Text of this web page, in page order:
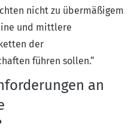
nicht zu übermäßigem
und mittlere
der
führen sollen.“
an